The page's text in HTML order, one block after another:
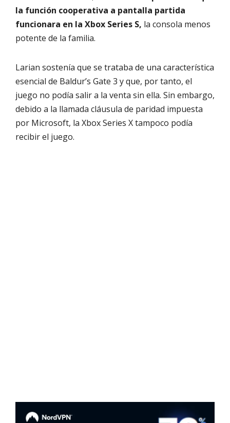
la función cooperativa a pantalla partida
funcionara en la Xbox Series S, la consola menos
potente de la familia.
Larian sostenía que se trataba de una característica
esencial de Baldur’s Gate 3 y que, por tanto, el
juego no podía salir a la venta sin ella. Sin embargo,
debido a la llamada cláusula de paridad impuesta
por Microsoft, la Xbox Series X tampoco podía
recibir el juego.